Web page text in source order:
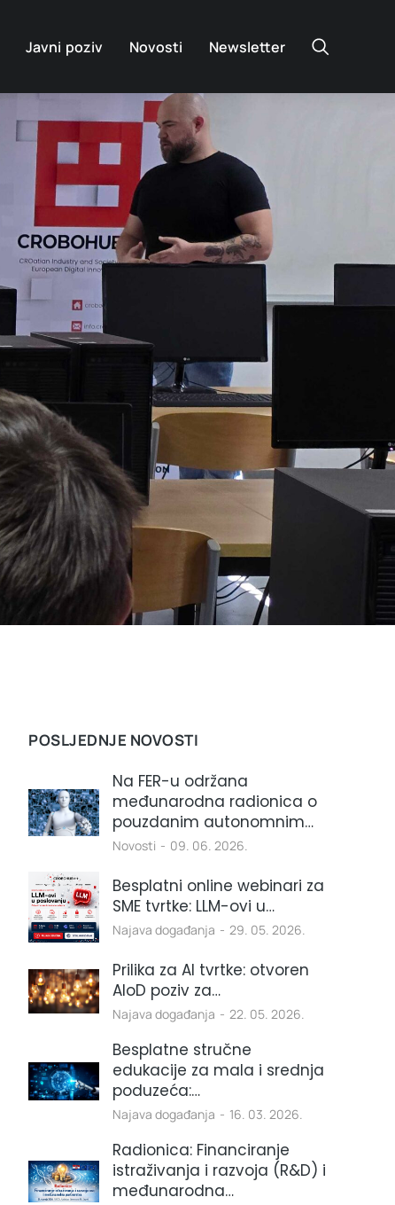
Javni poziv Novosti Newsletter
POSLJEDNJE NOVOSTI
Na FER-u održana
međunarodna radionica o
pouzdanim autonomnim…
Novosti 09. 06. 2026.
Besplatni online webinari za
SME tvrtke: LLM-ovi u…
Najava događanja 29. 05. 2026.
Prilika za AI tvrtke: otvoren
AIoD poziv za…
Najava događanja 22. 05. 2026.
Besplatne stručne
edukacije za mala i srednja
poduzeća:…
Najava događanja 16. 03. 2026.
Radionica: Financiranje
istraživanja i razvoja (R&D) i
međunarodna…